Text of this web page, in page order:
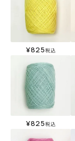
¥825税込
¥825税込